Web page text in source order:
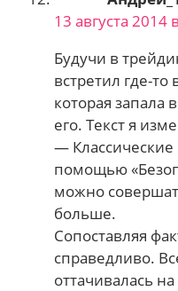
13 августа 2014
Будучи в
встретил где-то
которая запала
его. Текст я
— Классические
помощью
можно
больше.
Сопоставляя
справедливо.
оттачивалась